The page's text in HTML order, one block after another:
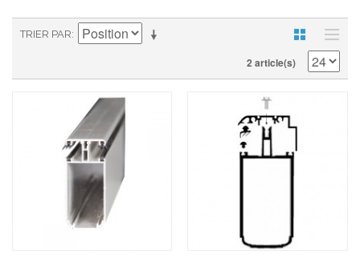
TRIER PAR
2 article(s)